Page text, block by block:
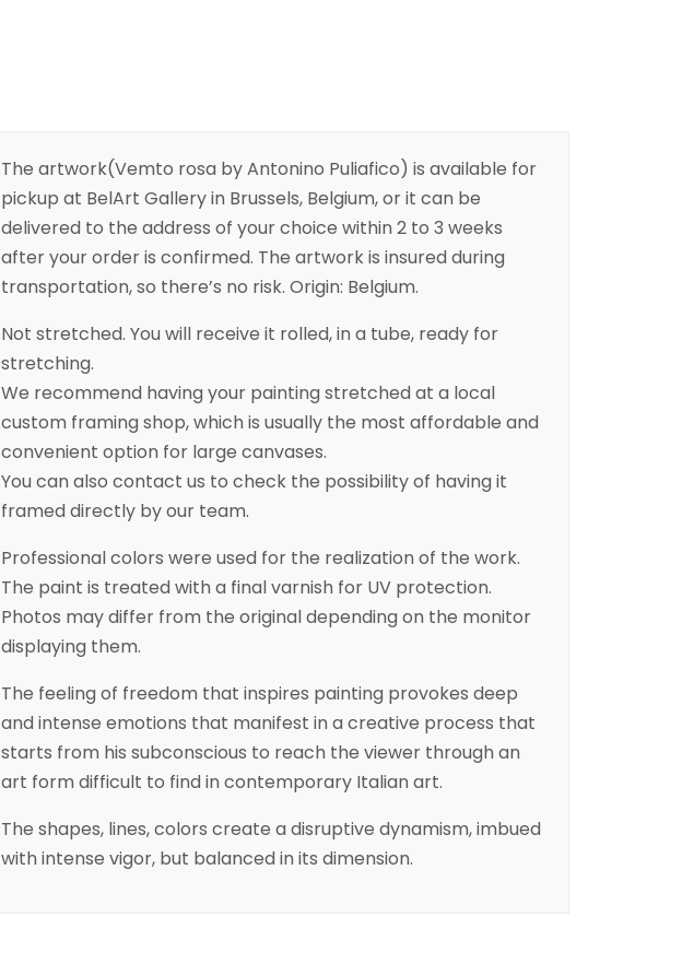
The artwork(Vemto rosa by Antonino Puliafico) is available for
pickup at BelArt Gallery in Brussels, Belgium, or it can be
delivered to the address of your choice within 2 to 3 weeks
after your order is confirmed. The artwork is insured during
transportation, so there’s no risk. Origin: Belgium.
Not stretched. You will receive it rolled, in a tube, ready for
stretching.
We recommend having your painting stretched at a local
custom framing shop, which is usually the most affordable and
convenient option for large canvases.
You can also contact us to check the possibility of having it
framed directly by our team.
Professional colors were used for the realization of the work.
The paint is treated with a final varnish for UV protection.
Photos may differ from the original depending on the monitor
displaying them.
The feeling of freedom that inspires painting provokes deep
and intense emotions that manifest in a creative process that
starts from his subconscious to reach the viewer through an
art form difficult to find in contemporary Italian art.
The shapes, lines, colors create a disruptive dynamism, imbued
with intense vigor, but balanced in its dimension.